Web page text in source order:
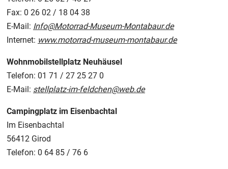
Fax: 0 26 02 / 18 04 38
E-Mail: Info@Motorrad-Museum-Montabaur.de
Internet: www.motorrad-museum-montabaur.de
Wohnmobilstellplatz Neuhäusel
Telefon: 01 71 / 27 25 27 0
E-Mail: stellplatz-im-feldchen@web.de
Campingplatz im Eisenbachtal
Im Eisenbachtal
56412 Girod
Telefon: 0 64 85 / 76 6